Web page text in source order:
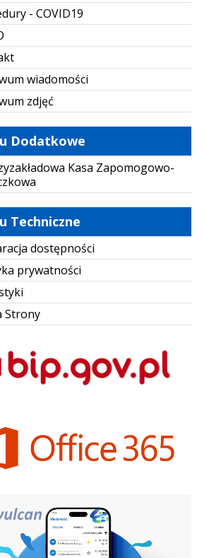
- COVID19
wiadomości
zdjęć
Dodatkowe
Kasa Zapomogowo-
Techniczne
dostępności
prywatności
Strony